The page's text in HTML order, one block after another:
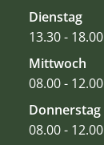
Dienstag
13.30 -
Mittwoch
08.00 -
Donnerstag
08.00 -